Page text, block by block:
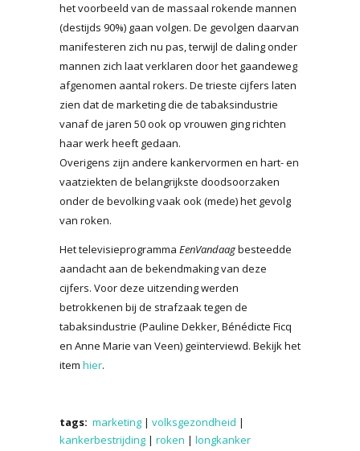
het voorbeeld van de massaal rokende mannen
(destijds 90%) gaan volgen. De gevolgen daarvan
manifesteren zich nu pas, terwijl de daling onder
mannen zich laat verklaren door het gaandeweg
afgenomen aantal rokers. De trieste cijfers laten
zien dat de marketing die de tabaksindustrie
vanaf de jaren 50 ook op vrouwen ging richten
haar werk heeft gedaan.
Overigens zijn andere kankervormen en hart- en
vaatziekten de belangrijkste doodsoorzaken
onder de bevolking vaak ook (mede) het gevolg
van roken.
Het televisieprogramma EenVandaagbesteedde
aandacht aan de bekendmaking van deze
cijfers. Voor deze uitzending werden
betrokkenen bij de strafzaak tegen de
tabaksindustrie (Pauline Dekker, Bénédicte Ficq
en Anne Marie van Veen) geïnterviewd. Bekijk het
item hier.
tags: marketing | volksgezondheid |
kankerbestrijding | roken | longkanker